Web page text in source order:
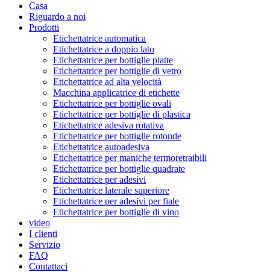
Casa
Riguardo a noi
Prodotti
Etichettatrice automatica
Etichettatrice a doppio lato
Etichettatrice per bottiglie piatte
Etichettatrice per bottiglie di vetro
Etichettatrice ad alta velocità
Macchina applicatrice di etichette
Etichettatrice per bottiglie ovali
Etichettatrice per bottiglie di plastica
Etichettatrice adesiva rotativa
Etichettatrice per bottiglie rotonde
Etichettatrice autoadesiva
Etichettatrice per maniche termoretraibili
Etichettatrice per bottiglie quadrate
Etichettatrice per adesivi
Etichettatrice laterale superiore
Etichettatrice per adesivi per fiale
Etichettatrice per bottiglie di vino
video
I clienti
Servizio
FAQ
Contattaci